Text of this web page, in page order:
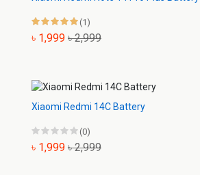
(1)
৳ 1,999 ৳ 2,999
Xiaomi Redmi 14C Battery
(0)
৳ 1,999 ৳ 2,999